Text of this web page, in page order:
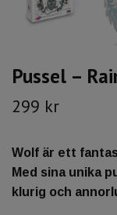
Pussel –
299 kr
Wolf är ett
Med sina unika
klurig och